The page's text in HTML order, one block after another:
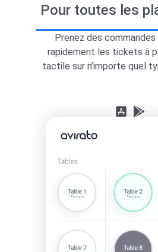
Pour toutes les
Prenez des
rapidement les tickets à
tactile sur n’importe quel